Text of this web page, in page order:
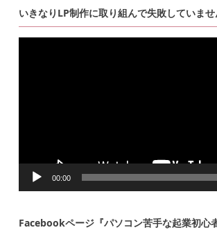
いきなりLP制作に取り組んで失敗していませ
動
00:00
Facebookページ『パソコン苦手な起業初心